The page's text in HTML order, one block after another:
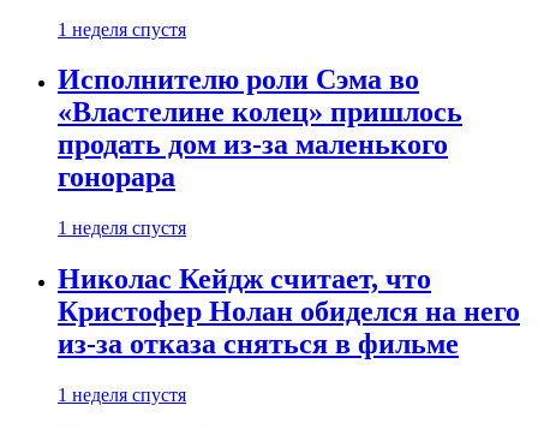
1 неделя спустя
Исполнителю роли Сэма во
«Властелине колец» пришлось
продать дом из-за маленького
гонорара
1 неделя спустя
Николас Кейдж считает, что
Кристофер Нолан обиделся на него
из-за отказа сняться в фильме
1 неделя спустя